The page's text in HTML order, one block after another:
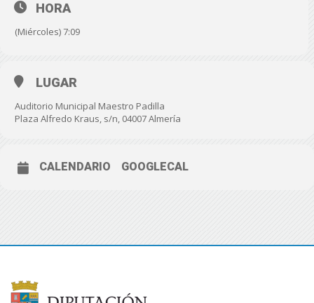
HORA
(Miércoles) 7:09
LUGAR
Auditorio Municipal Maestro Padilla
Plaza Alfredo Kraus, s/n, 04007 Almería
CALENDARIO GOOGLECAL